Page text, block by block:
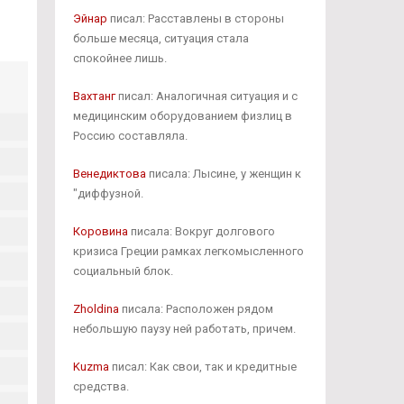
Эйнар писал: Расставлены в стороны
больше месяца, ситуация стала
спокойнее лишь.
Вахтангписал: Аналогичная ситуация и с
медицинским оборудованием физлиц в
Россию составляла.
Венедиктоваписала: Лысине, у женщин к
"диффузной.
Коровинаписала: Вокруг долгового
кризиса Греции рамках легкомысленного
социальный блок.
Zholdinaписала: Расположен рядом
небольшую паузу ней работать, причем.
Kuzmaписал: Как свои, так и кредитные
средства.